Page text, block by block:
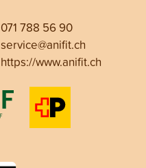
071 788 56 90
service@anifit.ch
https://www.anifit.ch